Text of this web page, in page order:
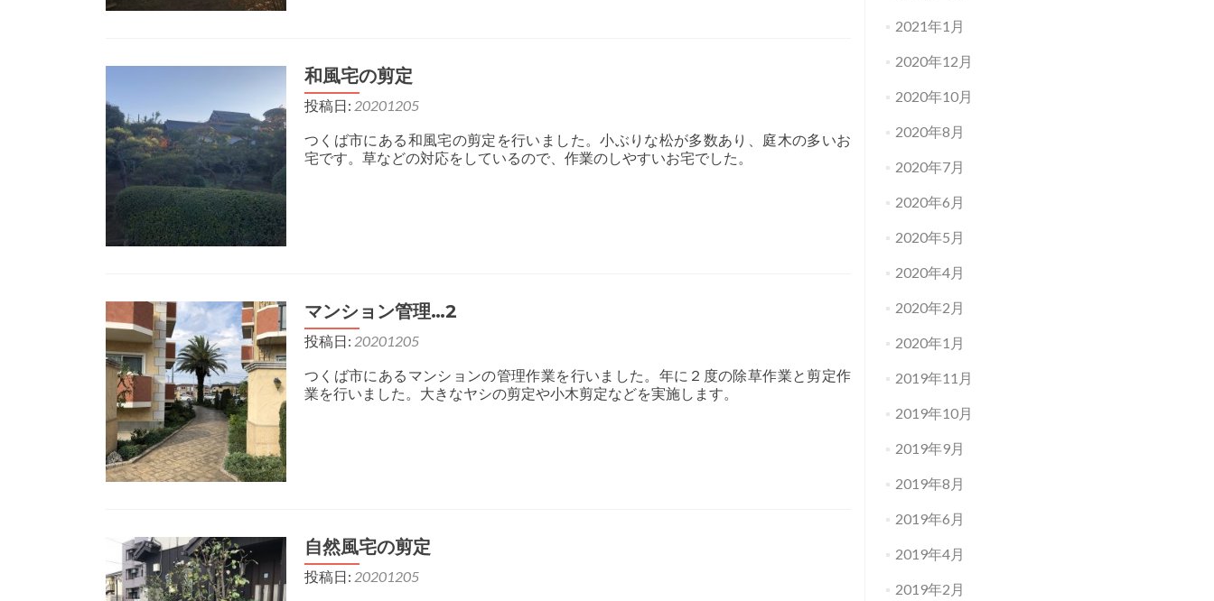
和風宅の剪定
投稿日: 20201205
つくば市にある和風宅の剪定を行いました。小ぶりな松が多数あり、庭木の多いお
宅です。草などの対応をしているので、作業のしやすいお宅でした。
マンション管理…2
投稿日: 20201205
つくば市にあるマンションの管理作業を行いました。年に２度の除草作業と剪定作
業を行いました。大きなヤシの剪定や小木剪定などを実施します。
自然風宅の剪定
投稿日: 20201205
2021年1月
2020年12月
2020年10月
2020年8月
2020年7月
2020年6月
2020年5月
2020年4月
2020年2月
2020年1月
2019年11月
2019年10月
2019年9月
2019年8月
2019年6月
2019年4月
2019年2月